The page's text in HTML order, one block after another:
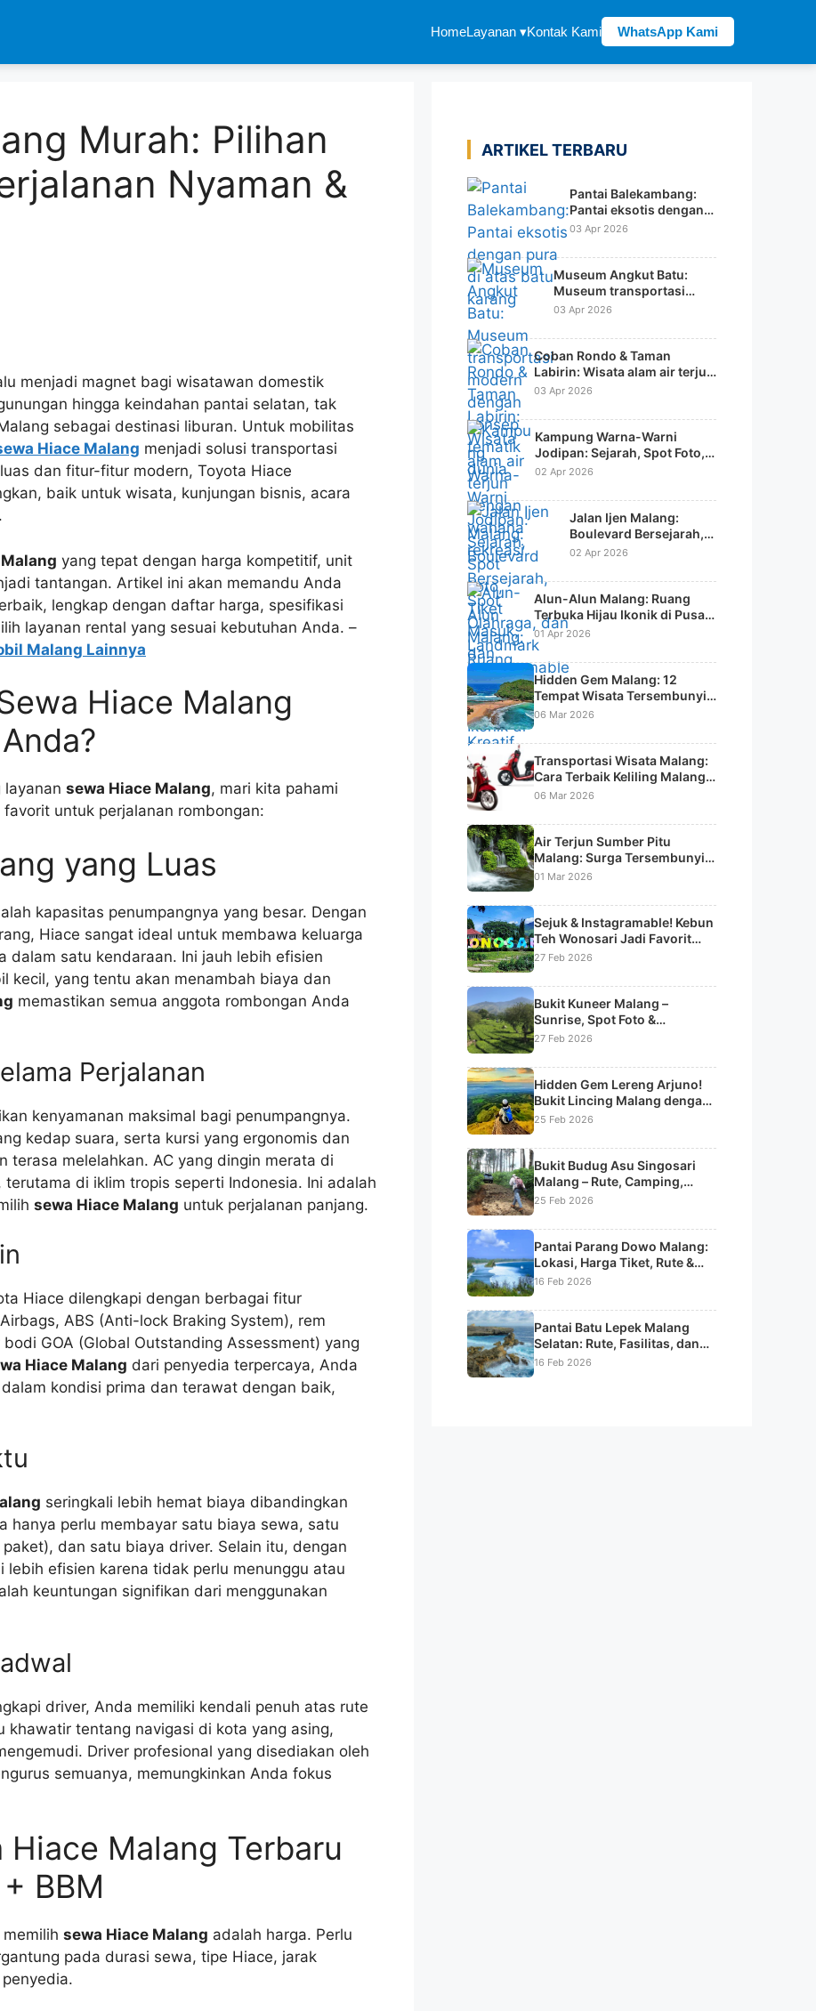
HomeLayanan ▾Kontak Kami WhatsApp Kami
Murah: Pilihan
Nyaman &
menjadi magnet bagi wisatawan domestik
hingga keindahan pantai selatan, tak
sebagai destinasi liburan. Untuk mobilitas
Hiace Malang menjadi solusi transportasi
dan fitur-fitur modern, Toyota Hiace
baik untuk wisata, kunjungan bisnis, acara
yang tepat dengan harga kompetitif, unit
tantangan. Artikel ini akan memandu Anda
lengkap dengan daftar harga, spesifikasi
layanan rental yang sesuai kebutuhan Anda. –
Malang Lainnya
Hiace Malang
layanan sewa Hiace Malang, mari kita pahami
untuk perjalanan rombongan:
yang Luas
kapasitas penumpangnya yang besar. Dengan
Hiace sangat ideal untuk membawa keluarga
dalam satu kendaraan. Ini jauh lebih efisien
kecil, yang tentu akan menambah biaya dan
memastikan semua anggota rombongan Anda
Perjalanan
kenyamanan maksimal bagi penumpangnya.
kedap suara, serta kursi yang ergonomis dan
terasa melelahkan. AC yang dingin merata di
di iklim tropis seperti Indonesia. Ini adalah
sewa Hiace Malang untuk perjalanan panjang.
Hiace dilengkapi dengan berbagai fitur
ABS (Anti-lock Braking System), rem
GOA (Global Outstanding Assessment) yang
Hiace Malang dari penyedia terpercaya, Anda
kondisi prima dan terawat dengan baik,
seringkali lebih hemat biaya dibandingkan
hanya perlu membayar satu biaya sewa, satu
dan satu biaya driver. Selain itu, dengan
efisien karena tidak perlu menunggu atau
keuntungan signifikan dari menggunakan
driver, Anda memiliki kendali penuh atas rute
tentang navigasi di kota yang asing,
Driver profesional yang disediakan oleh
semuanya, memungkinkan Anda fokus
Malang Terbaru
BBM
sewa Hiace Malang adalah harga. Perlu
pada durasi sewa, tipe Hiace, jarak
ARTIKEL TERBARU
Pantai Balekambang:
Pantai eksotis dengan
pura di atas batu karang
03 Apr 2026
Museum Angkut Batu:
Museum transportasi
modern dengan konsep
03 Apr 2026
Coban Rondo & Taman
Labirin: Wisata alam air terjun
dengan wahana rekreasi
03 Apr 2026
Kampung Warna-Warni
Jodipan: Sejarah, Spot Foto,
Tiket Masuk, dan Daya Tarik
02 Apr 2026
Jalan Ijen Malang:
Boulevard Bersejarah,
Spot Olahraga, dan
Instagramable Kota
02 Apr 2026
Alun-Alun Malang: Ruang
Terbuka Hijau Ikonik di Pusat
Kota
01 Apr 2026
Hidden Gem Malang: 12
Tempat Wisata Tersembunyi
di Malang Raya yang Jarang
06 Mar 2026
Transportasi Wisata Malang:
Cara Terbaik Keliling Malang &
Batu Tanpa Ribet
06 Mar 2026
Air Terjun Sumber Pitu
Malang: Surga Tersembunyi
dengan 7 Aliran Air Terjun
01 Mar 2026
Sejuk & Instagramable! Kebun
Teh Wonosari Jadi Favorit
Liburan di Lawang
27 Feb 2026
Bukit Kuneer Malang –
Sunrise, Spot Foto &
Panorama Kebun Teh
27 Feb 2026
Hidden Gem Lereng Arjuno!
Bukit Lincing Malang dengan
Panorama Sunrise & Lautan
25 Feb 2026
Bukit Budug Asu Singosari
Malang – Rute, Camping,
Sunrise & Tips Lengkap
25 Feb 2026
Pantai Parang Dowo Malang:
Lokasi, Harga Tiket, Rute &
Daya Tarik Pantai Batu Karang
16 Feb 2026
Pantai Batu Lepek Malang
Selatan: Rute, Fasilitas, dan
Keindahan Alamnya
16 Feb 2026